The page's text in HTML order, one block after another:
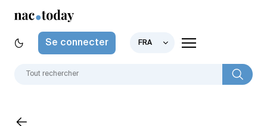
Se connecter FRA